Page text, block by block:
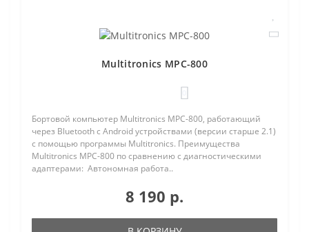
Multitronics MPC-800
Бортовой компьютер Multitronics MPC-800, работающий
через Bluetooth с Android устройствами (версии старше 2.1)
с помощью программы Multitronics. Преимущества
Multitronics MPC-800 по сравнению с диагностическими
адаптерами: Автономная работа..
8 190 р.